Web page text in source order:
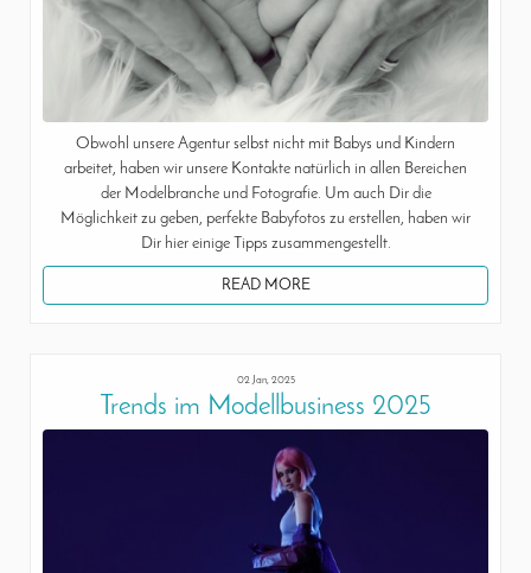
Obwohl unsere Agentur selbst nicht mit Babys und Kindern
arbeitet, haben wir unsere Kontakte natürlich in allen Bereichen
der Modelbranche und Fotografie. Um auch Dir die
Möglichkeit zu geben, perfekte Babyfotos zu erstellen, haben wir
Dir hier einige Tipps zusammengestellt.
READ MORE
02 Jan, 2025
Trends im Modellbusiness 2025